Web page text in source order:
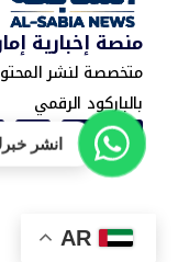
منصة إخبارية
متخصصة لنشر
بالباركود الرقمي
AR
انشر